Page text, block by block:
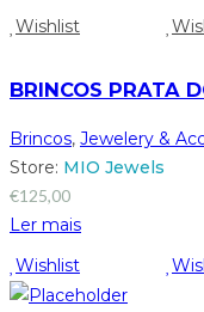
Wishlist
BRINCOS PRATA
Brincos, Jewelery &
Store: MIO Jewels
€125,00
Ler mais
Wishlist